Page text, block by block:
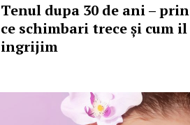
Tenul dupa 30 de ani – prin
ce schimbari trece și cum il
ingrijim